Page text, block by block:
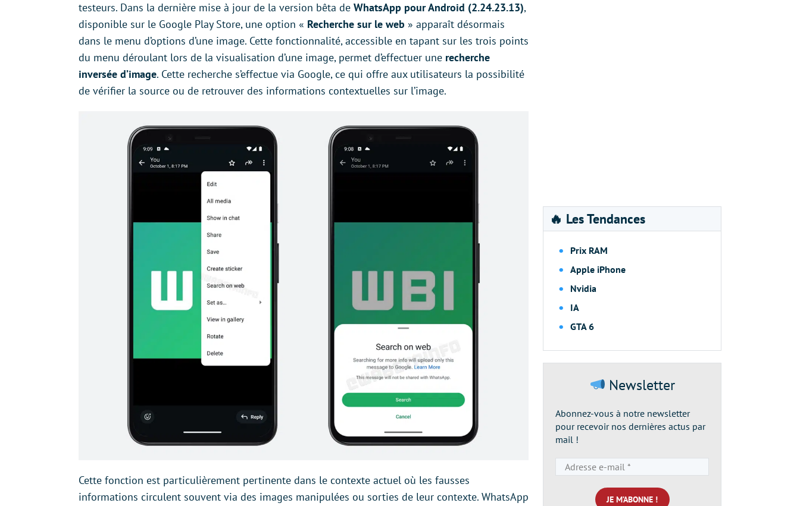
testeurs. Dans la dernière mise à jour de la version bêta de WhatsApp pour Android (2.24.23.13),
disponible sur le Google Play Store, une option « Recherche sur le web » apparaît désormais
dans le menu d’options d’une image. Cette fonctionnalité, accessible en tapant sur les trois points
du menu déroulant lors de la visualisation d’une image, permet d’effectuer une recherche
inversée d’image. Cette recherche s’effectue via Google, ce qui offre aux utilisateurs la possibilité
de vérifier la source ou de retrouver des informations contextuelles sur l’image.
Cette fonction est particulièrement pertinente dans le contexte actuel où les fausses
informations circulent souvent via des images manipulées ou sorties de leur contexte. WhatsApp
🔥 Les Tendances
Prix RAM
Apple iPhone
Nvidia
IA
GTA 6
Newsletter
Abonnez-vous à notre newsletter
pour recevoir nos dernières actus par
mail !
e-
mail
*